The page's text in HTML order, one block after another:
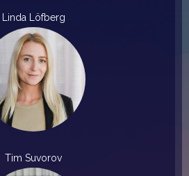
Linda Löfberg
Tim Suvorov